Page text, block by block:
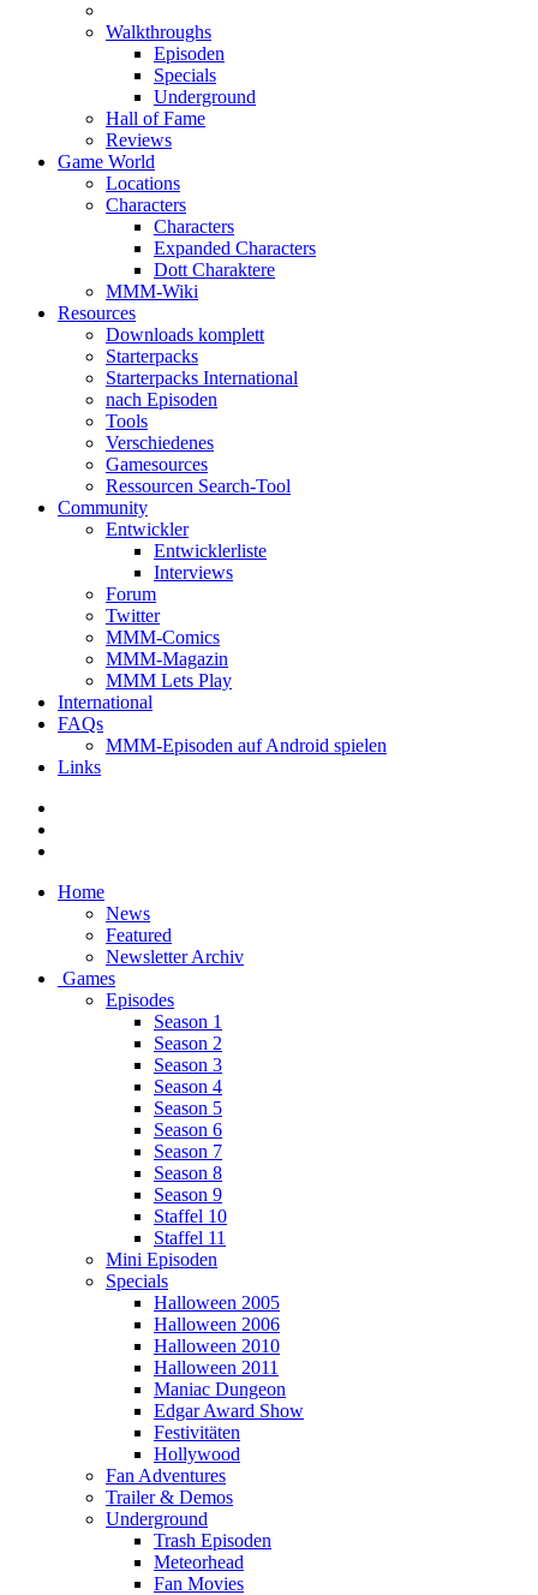
Walkthroughs
Episoden
Specials
Underground
Hall of Fame
Reviews
Game World
Locations
Characters
Characters
Expanded Characters
Dott Charaktere
MMM-Wiki
Resources
Downloads komplett
Starterpacks
Starterpacks International
nach Episoden
Tools
Verschiedenes
Gamesources
Ressourcen Search-Tool
Community
Entwickler
Entwicklerliste
Interviews
Forum
Twitter
MMM-Comics
MMM-Magazin
MMM Lets Play
International
FAQs
MMM-Episoden auf Android spielen
Links
Home
News
Featured
Newsletter Archiv
Games
Episodes
Season 1
Season 2
Season 3
Season 4
Season 5
Season 6
Season 7
Season 8
Season 9
Staffel 10
Staffel 11
Mini Episoden
Specials
Halloween 2005
Halloween 2006
Halloween 2010
Halloween 2011
Maniac Dungeon
Edgar Award Show
Festivitäten
Hollywood
Fan Adventures
Trailer & Demos
Underground
Trash Episoden
Meteorhead
Fan Movies